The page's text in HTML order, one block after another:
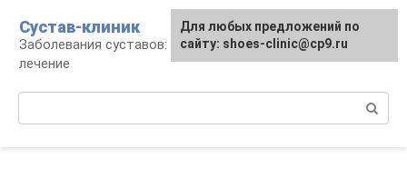
контенту
Сустав-клиник
Заболевания суставов: профилактика и
лечение
Для любых предложений по
сайту: shoes-clinic@cp9.ru